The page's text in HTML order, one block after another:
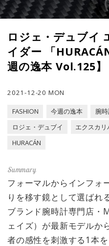
ロジェ・デュブイ
イダー 「
週の逸本 Vol.125】
2021-12-20 MON
FASHION 今週の逸本 腕
ロジェ・デュブイ
エクスカリ
HURACÁN
フォーマルからインフォ
りを移す鏡として選ばれ
ブランド腕時計専門店・
ェイズ）が最新モデルか
者の感性を刺激する1本